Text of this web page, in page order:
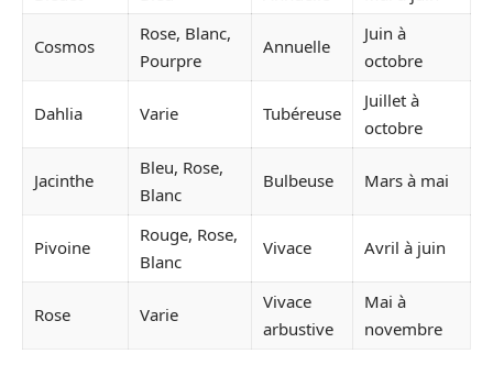
Cosmos
Rose, Blanc,
Pourpre
Annuelle
Juin à
octobre
Dahlia Varie Tubéreuse
Juillet à
octobre
Jacinthe
Bleu, Rose,
Blanc
Bulbeuse Mars à mai
Pivoine
Rouge, Rose,
Blanc
Vivace Avril à juin
Rose Varie
Vivace
arbustive
Mai à
novembre